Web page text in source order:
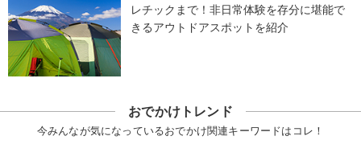
レチックまで！非日常体験を存分に堪能で
きるアウトドアスポットを紹介
おでかけトレンド
今みんなが気になっているおでかけ関連キーワードはコレ！